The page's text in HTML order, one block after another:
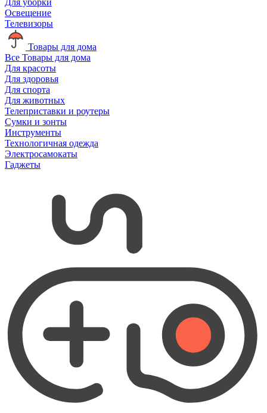
Освещение
Телевизоры
Товары для дома
Все Товары для дома
Для красоты
Для здоровья
Для спорта
Для животных
Телеприставки и роутеры
Сумки и зонты
Инструменты
Технологичная одежда
Электросамокаты
Гаджеты